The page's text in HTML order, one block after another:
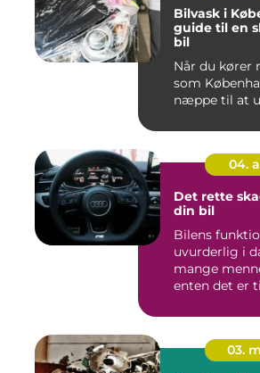
Bilvask i
guide til en
bil
Når du kører
som
næppe til at
04.
Det rette
din bil
Bilens
uvurderlig i
mange
enten det er
03.